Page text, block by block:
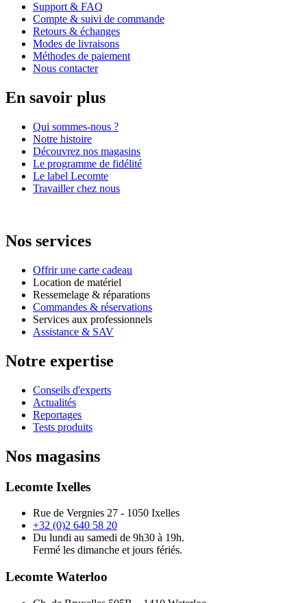
Support & FAQ
Compte & suivi de commande
Retours & échanges
Modes de livraisons
Méthodes de paiement
Nous contacter
En savoir plus
Qui sommes-nous ?
Notre histoire
Découvrez nos magasins
Le programme de fidélité
Le label Lecomte
Travailler chez nous
Nos services
Offrir une carte cadeau
Location de matériel
Ressemelage & réparations
Commandes & réservations
Services aux professionnels
Assistance & SAV
Notre expertise
Conseils d'experts
Actualités
Reportages
Tests produits
Nos magasins
Lecomte Ixelles
Rue de Vergnies 27 - 1050 Ixelles
+32 (0)2 640 58 20
Du lundi au samedi de 9h30 à 19h.
Fermé les dimanche et jours fériés.
Lecomte Waterloo